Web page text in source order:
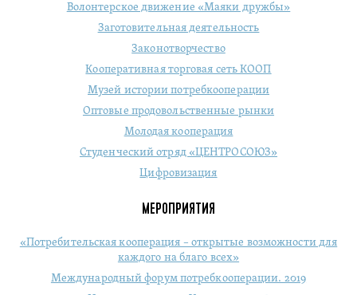
Волонтерское движение «Маяки дружбы»
Заготовительная деятельность
Законотворчество
Кооперативная торговая сеть КООП
Музей истории потребкооперации
Оптовые продовольственные рынки
Молодая кооперация
Студенческий отряд «ЦЕНТРОСОЮЗ»
Цифровизация
МЕРОПРИЯТИЯ
«Потребительская кооперация – открытые возможности для
каждого на благо всех»
Международный форум потребкооперации. 2019